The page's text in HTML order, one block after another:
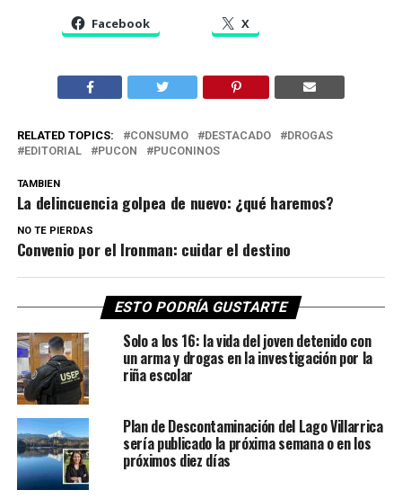
Facebook X
RELATED TOPICS: CONSUMO DESTACADO
DROGAS
EDITORIAL
PUCON PUCONINOS
TAMBIEN
La delincuencia golpea de nuevo: ¿qué haremos?
NO TE PIERDAS
Convenio por el Ironman: cuidar el destino
ESTO PODRÍA GUSTARTE
Solo a los 16: la vida del joven detenido con
un arma y drogas en la investigación por la
riña escolar
Plan de Descontaminación del Lago Villarrica
sería publicado la próxima semana o en los
próximos diez días